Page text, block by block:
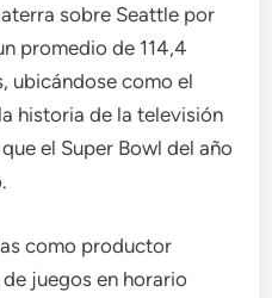
sobre Seattle por
promedio de 114,4
ubicándose como el
historia de la televisión
el Super Bowl del año
como productor
juegos en horario